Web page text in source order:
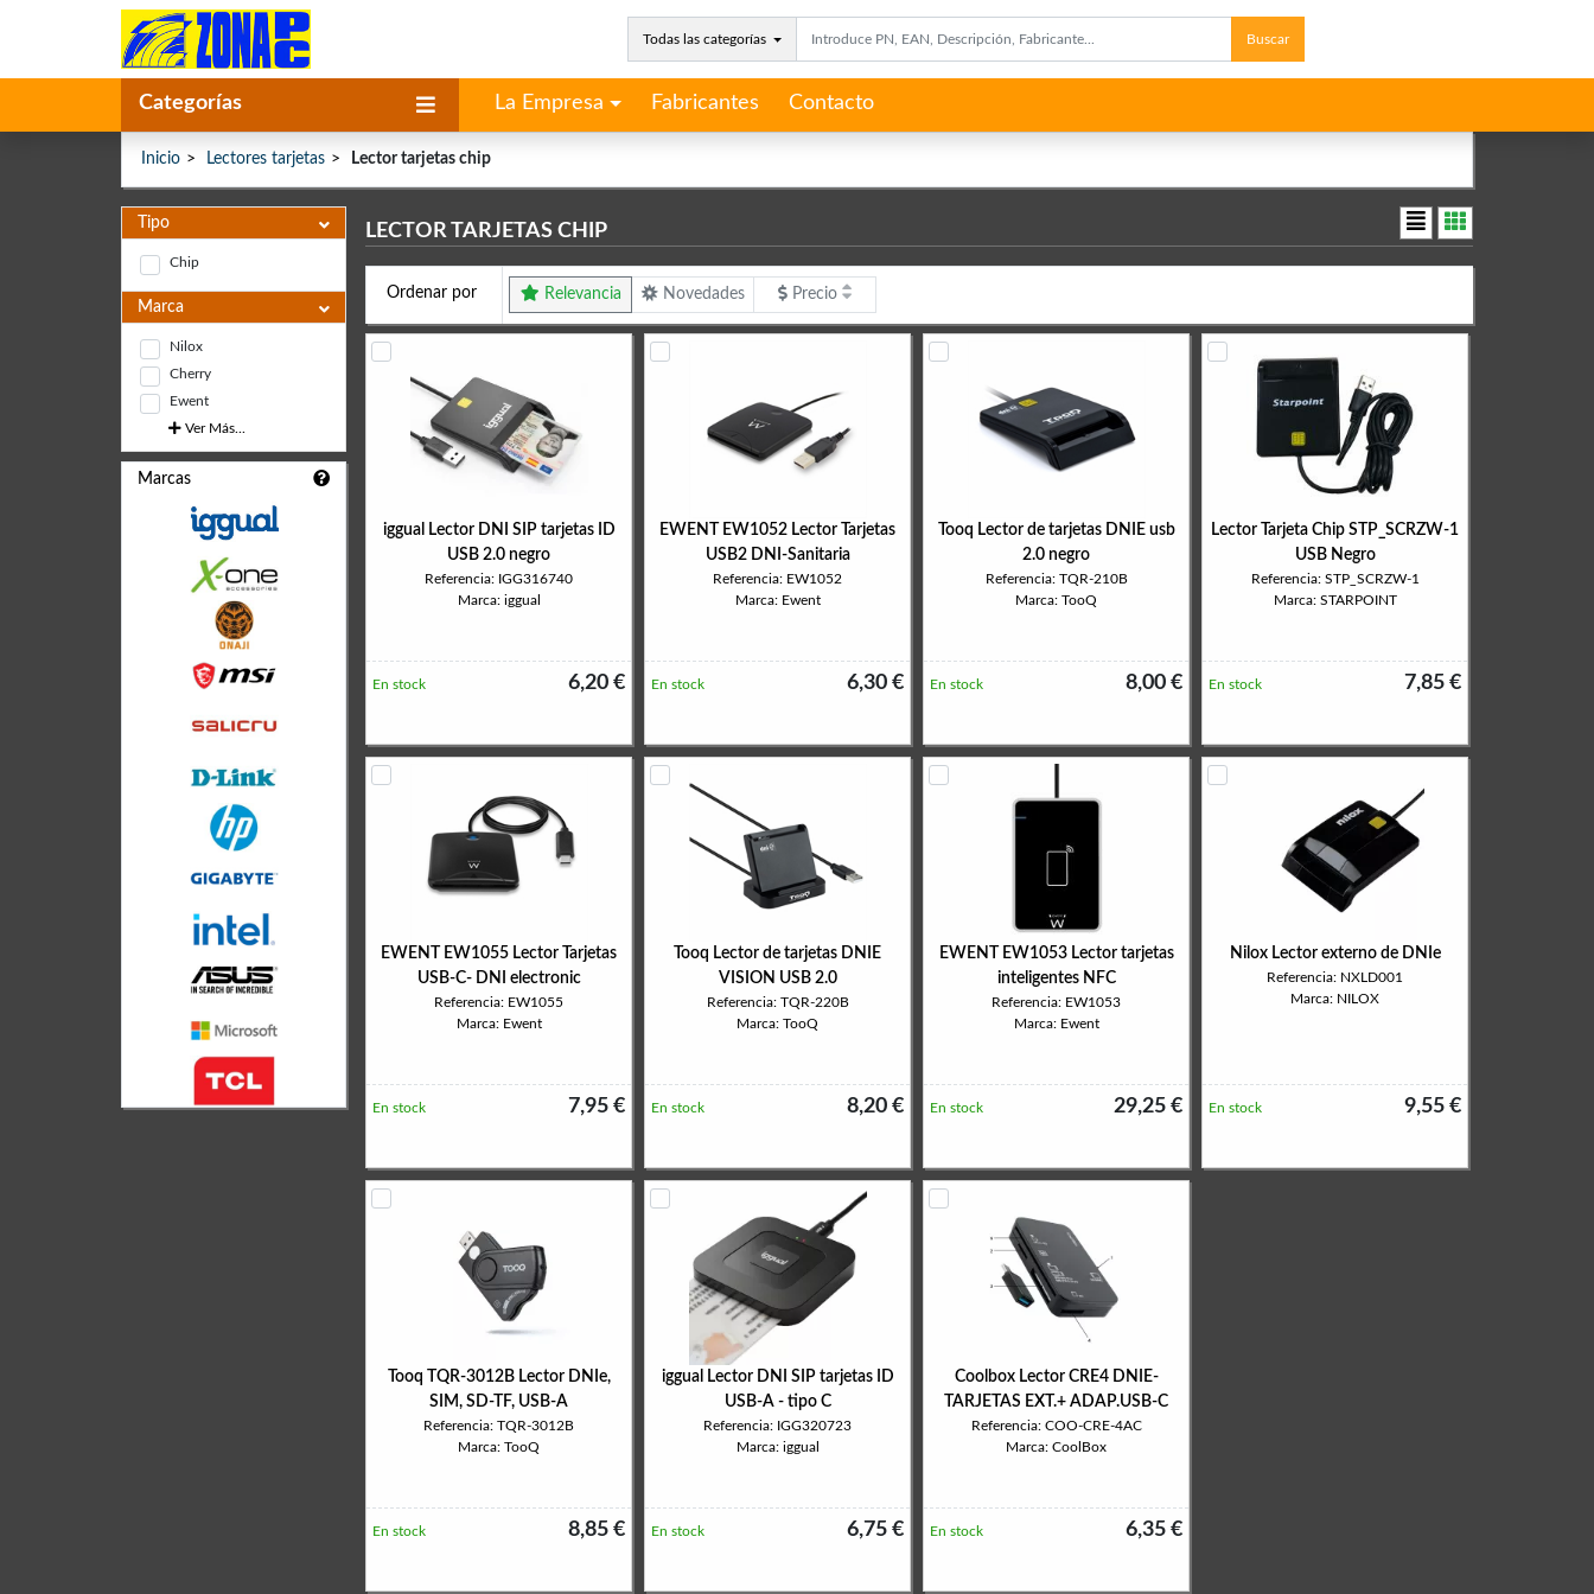
Todas las categorías Buscar
Categorías La Empresa Fabricantes Contacto
Inicio Lectores tarjetas Lector tarjetas chip
Tipo
Chip
Marca
Nilox
Cherry
Ewent
Ver Más...
Marcas
LECTOR TARJETAS CHIP
Ordenar por Relevancia Novedades Precio
iggual Lector DNI SIP tarjetas ID
USB 2.0 negro
Referencia: IGG316740
Marca: iggual
6,20 €
En stock
EWENT EW1052 Lector Tarjetas
USB2 DNI-Sanitaria
Referencia: EW1052
Marca: Ewent
6,30 €
En stock
Tooq Lector de tarjetas DNIE usb
2.0 negro
Referencia: TQR-210B
Marca: TooQ
8,00 €
En stock
Lector Tarjeta Chip STP_SCRZW-1
USB Negro
Referencia: STP_SCRZW-1
Marca: STARPOINT
7,85 €
En stock
EWENT EW1055 Lector Tarjetas
USB-C- DNI electronic
Referencia: EW1055
Marca: Ewent
7,95 €
En stock
Tooq Lector de tarjetas DNIE
VISION USB 2.0
Referencia: TQR-220B
Marca: TooQ
8,20 €
En stock
EWENT EW1053 Lector tarjetas
inteligentes NFC
Referencia: EW1053
Marca: Ewent
29,25 €
En stock
Nilox Lector externo de DNIe
Referencia: NXLD001
Marca: NILOX
9,55 €
En stock
Tooq TQR-3012B Lector DNIe,
SIM, SD-TF, USB-A
Referencia: TQR-3012B
Marca: TooQ
8,85 €
En stock
iggual Lector DNI SIP tarjetas ID
USB-A - tipo C
Referencia: IGG320723
Marca: iggual
6,75 €
En stock
Coolbox Lector CRE4 DNIE-
TARJETAS EXT.+ ADAP.USB-C
Referencia: COO-CRE-4AC
Marca: CoolBox
6,35 €
En stock